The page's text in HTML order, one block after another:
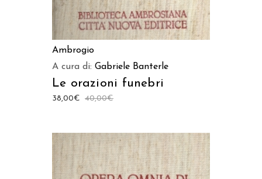
Ambrogio
A cura di: Gabriele Banterle
Le orazioni funebri
40,00€
38,00€